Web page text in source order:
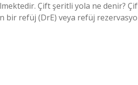
Çift şeritli yola ne denir?
bir refüj (DrE) veya refüj